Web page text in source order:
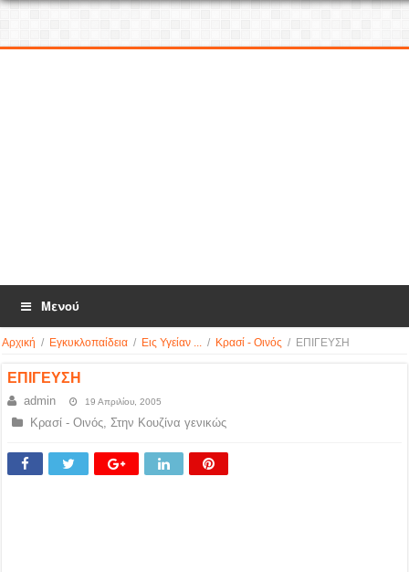
Μενού
Αρχική / Εγκυκλοπαίδεια / Εις Υγείαν ... / Κρασί - Οινός / ΕΠΙΓΕΥΣΗ
ΕΠΙΓΕΥΣΗ
admin 19 Απριλίου, 2005
Κρασί - Οινός,Στην Κουζίνα γενικώς